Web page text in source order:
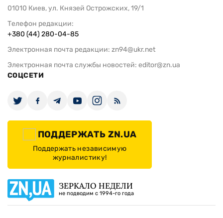
01010 Киев, ул. Князей Острожских, 19/1
Телефон редакции:
+380 (44) 280-04-85
Электронная почта редакции: zn94@ukr.net
Электронная почта службы новостей: editor@zn.ua
СОЦСЕТИ
ПОДДЕРЖАТЬ ZN.UA
Поддержать независимую
журналистику!
ЗЕРКАЛО НЕДЕЛИ
не подводим с 1994-го года